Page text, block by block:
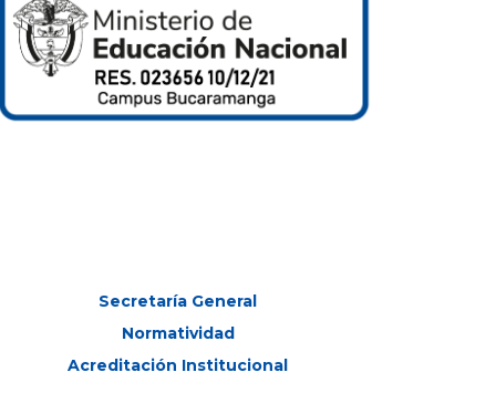
Secretaría General
Normatividad
Acreditación Institucional